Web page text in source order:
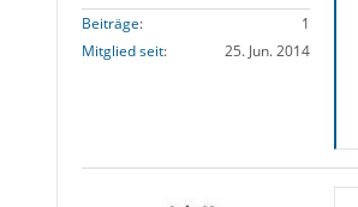
Beiträge
1
Mitglied seit
25. Jun. 2014